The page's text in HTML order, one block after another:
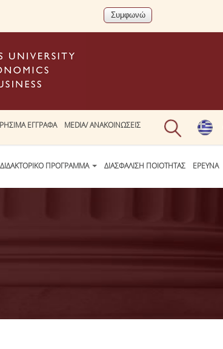
ΕΓΓΡΑΦΑ MEDIA/ ΑΝΑΚΟΙΝΩΣΕΙΣ
ΔΙΔΑΚΤΟΡΙΚΟ ΠΡΟΓΡΑΜΜΑ ΔΙΑΣΦΑΛΙΣΗ ΠΟΙΟΤΗΤΑΣ ΕΡΕΥΝΑ